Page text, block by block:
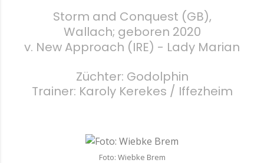
Storm and Conquest (GB),
Wallach; geboren 2020
v. New Approach (IRE) - Lady Marian
Züchter: Godolphin
Trainer: Karoly Kerekes / Iffezheim
Foto: Wiebke Brem